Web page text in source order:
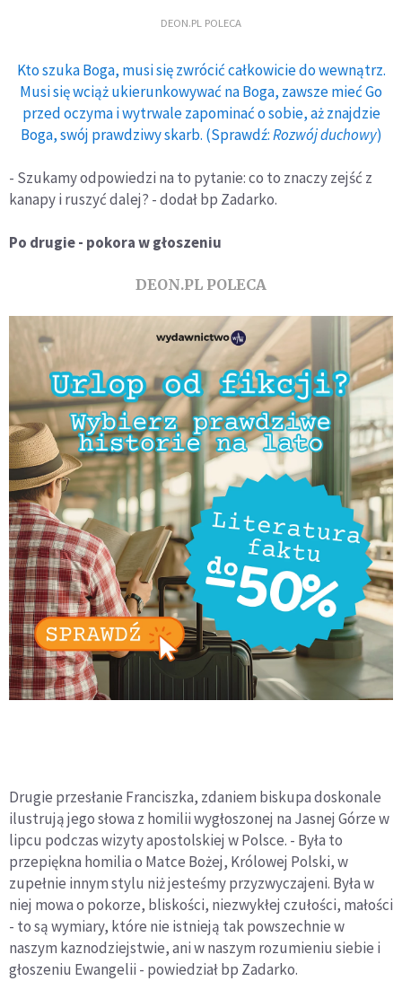
DEON.PL POLECA
Kto szuka Boga, musi się zwrócić całkowicie do wewnątrz.
Musi się wciąż ukierunkowywać na Boga, zawsze mieć Go
przed oczyma i wytrwale zapominać o sobie, aż znajdzie
Boga, swój prawdziwy skarb. (Sprawdź:Rozwój duchowy)
- Szukamy odpowiedzi na to pytanie: co to znaczy zejść z
kanapy i ruszyć dalej? - dodał bp Zadarko.
Po drugie - pokora w głoszeniu
DEON.PL POLECA
Drugie przesłanie Franciszka, zdaniem biskupa doskonale
ilustrują jego słowa z homilii wygłoszonej na Jasnej Górze w
lipcu podczas wizyty apostolskiej w Polsce. - Była to
przepiękna homilia o Matce Bożej, Królowej Polski, w
zupełnie innym stylu niż jesteśmy przyzwyczajeni. Była w
niej mowa o pokorze, bliskości, niezwykłej czułości, małości
- to są wymiary, które nie istnieją tak powszechnie w
naszym kaznodziejstwie, ani w naszym rozumieniu siebie i
głoszeniu Ewangelii - powiedział bp Zadarko.